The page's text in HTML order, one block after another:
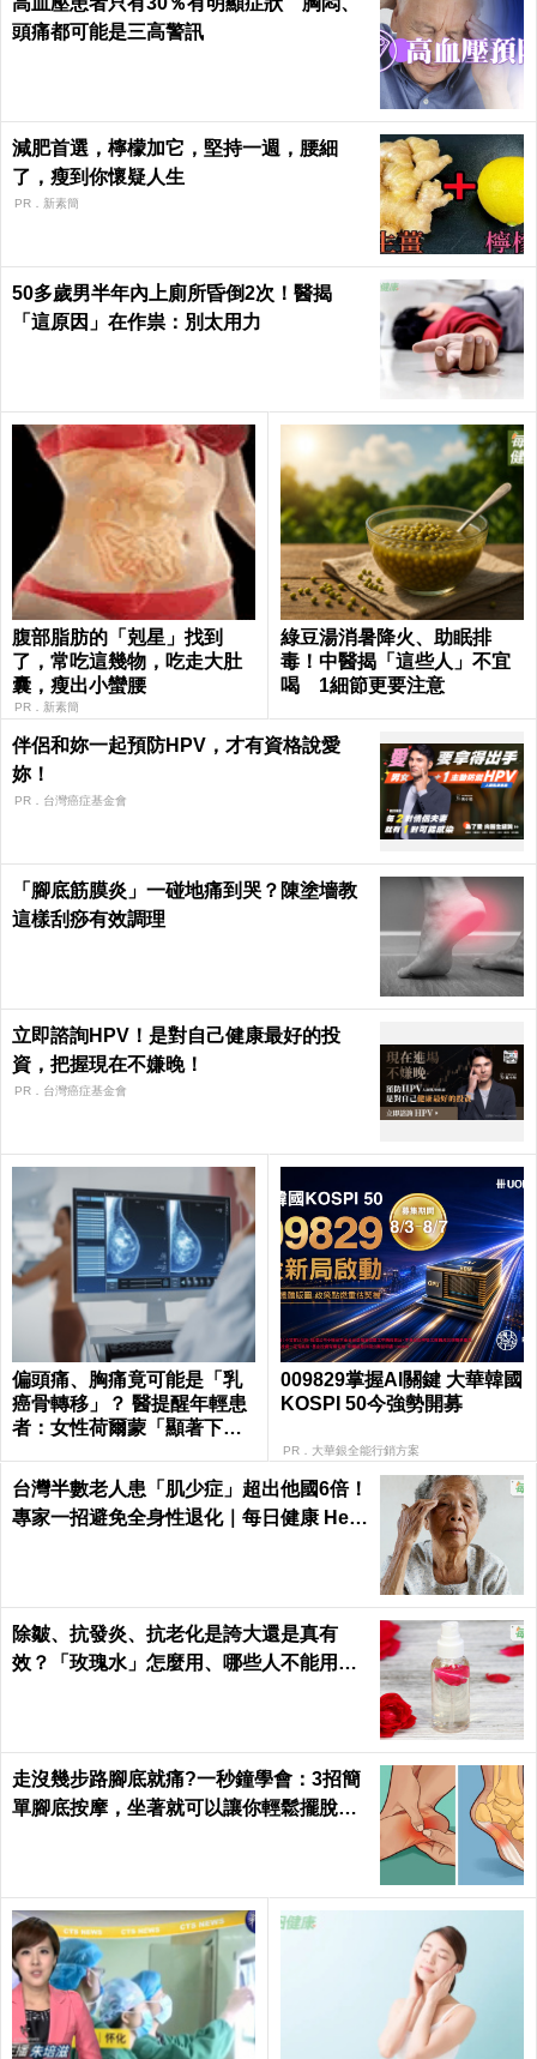
頭痛都可能是三高警訊
減肥首選，檸檬加它，堅持一週，腰細
了，瘦到你懷疑人生
PR．新素簡
50多歲男半年內上廁所昏倒2次！醫揭
「這原因」在作祟：別太用力
腹部脂肪的「剋星」找到
了，常吃這幾物，吃走大肚
囊，瘦出小蠻腰
PR．新素簡
綠豆湯消暑降火、助眠排
毒！中醫揭「這些人」不宜
喝 1細節更要注意
伴侶和妳一起預防HPV，才有資格說愛
妳！
PR．台灣癌症基金會
「腳底筋膜炎」一碰地痛到哭？陳塗墻教
這樣刮痧有效調理
立即諮詢HPV！是對自己健康最好的投
資，把握現在不嫌晚！
PR．台灣癌症基金會
偏頭痛、胸痛竟可能是「乳
癌骨轉移」？ 醫提醒年輕患
者：女性荷爾蒙「顯著下
009829掌握AI關鍵 大華韓國
KOSPI 50今強勢開募
PR．大華銀全能行銷方案
台灣半數老人患「肌少症」超出他國6倍！
專家一招避免全身性退化｜每日健康 Heal
除皺、抗發炎、抗老化是誇大還是真有
效？「玫瑰水」怎麼用、哪些人不能用｜
走沒幾步路腳底就痛?一秒鐘學會：3招簡
單腳底按摩，坐著就可以讓你輕鬆擺脫